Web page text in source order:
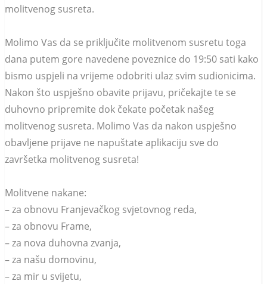
molitvenog susreta.
Molimo Vas da se priključite molitvenom susretu toga
dana putem gore navedene poveznice do 19:50 sati kako
bismo uspjeli na vrijeme odobriti ulaz svim sudionicima.
Nakon što uspješno obavite prijavu, pričekajte te se
duhovno pripremite dok čekate početak našeg
molitvenog susreta. Molimo Vas da nakon uspješno
obavljene prijave ne napuštate aplikaciju sve do
završetka molitvenog susreta!
Molitvene nakane:
– za obnovu Franjevačkog svjetovnog reda,
– za obnovu Frame,
– za nova duhovna zvanja,
– za našu domovinu,
– za mir u svijetu,